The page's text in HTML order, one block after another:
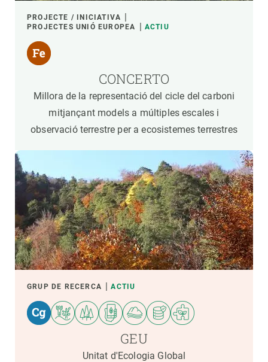
PROJECTE / INICIATIVA
PROJECTES UNIÓ EUROPEA
ACTIU
CONCERTO
Millora de la representació del cicle del carboni
mitjançant models a múltiples escales i
observació terrestre per a ecosistemes terrestres
GRUP DE RECERCA ACTIU
GEU
Unitat d'Ecologia Global